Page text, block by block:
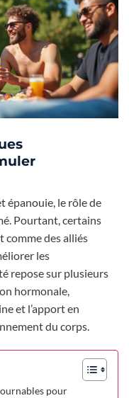
épanouie, le rôle de
Pourtant, certains
comme des alliés
les
repose sur plusieurs
hormonale,
et l’apport en
du corps.
pour